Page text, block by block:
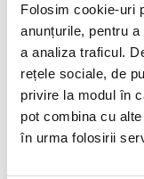
Folosim cookie-uri
anunțurile, pentru
a analiza traficul.
rețele sociale, de
privire la modul în
pot combina cu
în urma folosirii
DESCRIERE
INFORMAȚII